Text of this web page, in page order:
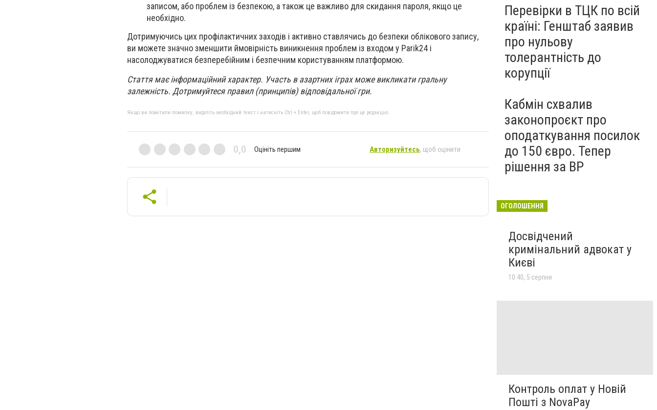
записом, або проблем із безпекою, а також це важливо для скидання пароля, якщо це
необхідно.
Дотримуючись цих профілактичних заходів і активно ставлячись до безпеки облікового запису,
ви можете значно зменшити ймовірність виникнення проблем із входом у Parik24 і
насолоджуватися безперебійним і безпечним користуванням платформою.
Стаття має інформаційний характер. Участь в азартних іграх може викликати гральну
залежність. Дотримуйтеся правил (принципів) відповідальної гри.
Якщо ви помітили помилку, виділіть необхідний текст і натисніть Ctrl + Enter, щоб повідомити про це редакцію
0,0 Оцініть першим Авторизуйтесь, щоб оцінити
Перевірки в ТЦК по всій
країні: Генштаб заявив
про нульову
толерантність до
корупції
Кабмін схвалив
законопроєкт про
оподаткування посилок
до 150 євро. Тепер
рішення за ВР
ОГОЛОШЕННЯ
Досвідчений
кримінальний адвокат у
Києві
10:40, 5 серпня
Контроль оплат у Новій
Пошті з NovaPay